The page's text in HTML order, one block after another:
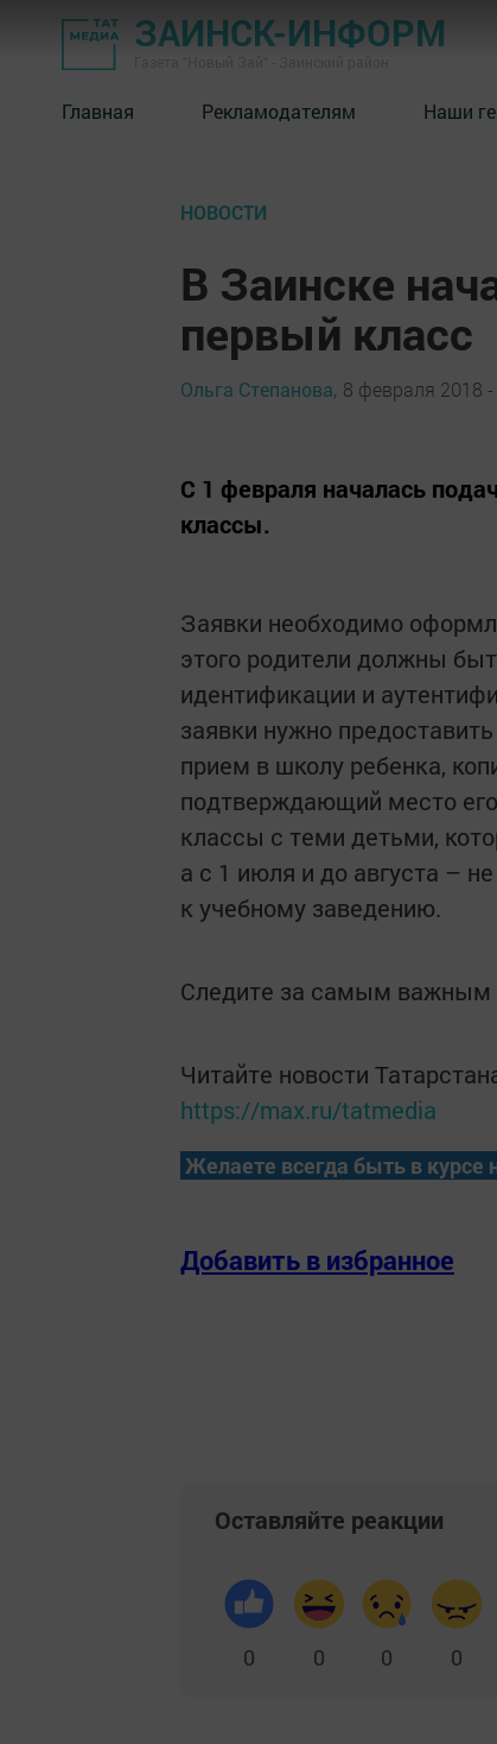
ЗАИНСК-ИНФОРМ
Главная Рекламодателям Наши
НОВОСТИ
В Заинске
первый класс
Ольга Степанова, 8 февраля 2018 -
С 1 февраля началась
классы.
Заявки необходимо
этого родители должны
идентификации и
заявки нужно
прием в школу ребенка,
подтверждающий место
классы с теми детьми,
а с 1 июля и до августа –
к учебному заведению.
Следите за самым важным
Читайте новости
https://max.ru/tatmedia
Желаете всегда быть в курсе
Добавить в избранное
Оставляйте реакции
0 0 0 0